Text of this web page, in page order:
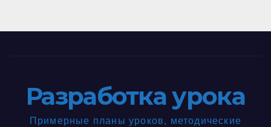
Разработка урока
Примерные планы уроков, методические